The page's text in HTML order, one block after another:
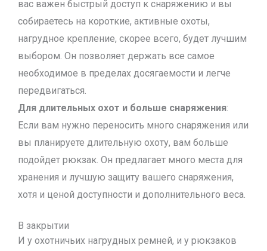
вас важен быстрый доступ к снаряжению и вы
собираетесь на короткие, активные охоты,
нагрудное крепление, скорее всего, будет лучшим
выбором. Он позволяет держать все самое
необходимое в пределах досягаемости и легче
передвигаться.
Для длительных охот и больше снаряжения:
Если вам нужно переносить много снаряжения или
вы планируете длительную охоту, вам больше
подойдет рюкзак. Он предлагает много места для
хранения и лучшую защиту вашего снаряжения,
хотя и ценой доступности и дополнительного веса.
В закрытии
И у охотничьих нагрудных ремней, и у рюкзаков